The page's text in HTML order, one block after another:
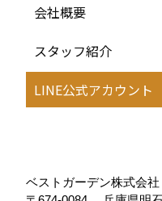
会社概要
スタッフ紹介
LINE公式アカウント
ベストガーデン株式会社